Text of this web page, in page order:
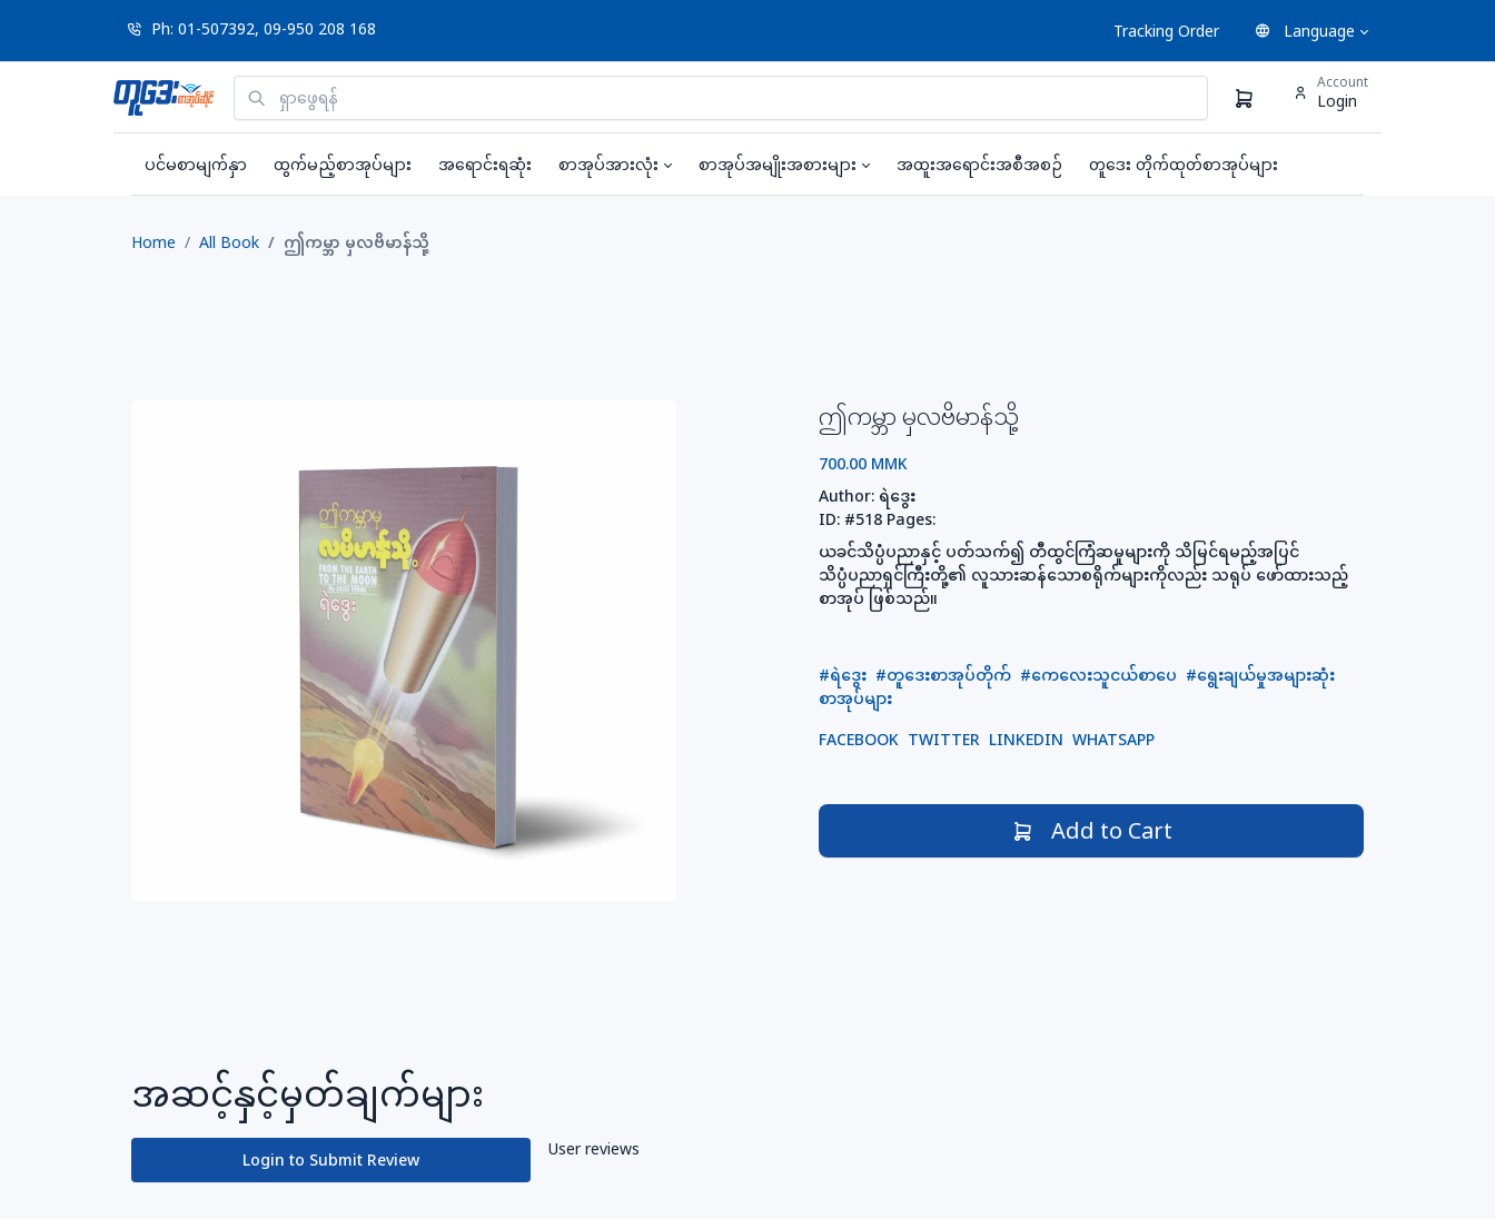
Ph: 01-507392, 09-950 208 168 Tracking Order Language
Account
Login
ပင်မစာမျက်နှာ ထွက်မည့်စာအုပ်များ အရောင်းရဆုံး စာအုပ်အားလုံး စာအုပ်အမျိုးအစားများ အထူးအရောင်းအစီအစဉ် တူဒေး တိုက်ထုတ်စာအုပ်များ
Home All Book ဤကမ္ဘာ မှလဗိမာန်သို့
ဤကမ္ဘာ မှလဗိမာန်သို့
700.00 MMK
Author: ရဲဒွေး
ID: #518 Pages:
ယခင်သိပ္ပံပညာနှင့် ပတ်သက်၍ တီထွင်ကြံဆမှုများကို သိမြင်ရမည့်အပြင်
သိပ္ပံပညာရှင်ကြီးတို့၏ လူသားဆန်သောစရိုက်များကိုလည်း သရုပ် ဖော်ထားသည့်
စာအုပ် ဖြစ်သည်။
#ရဲဒွေး #တူဒေးစာအုပ်တိုက် #ကေလေးသူငယ်စာပေ #ရွေးချယ်မှုအများဆုံး
စာအုပ်များ
FACEBOOK TWITTER LINKEDIN WHATSAPP
Add to Cart
အဆင့်နှင့်မှတ်ချက်များ
Login to Submit Review
User reviews